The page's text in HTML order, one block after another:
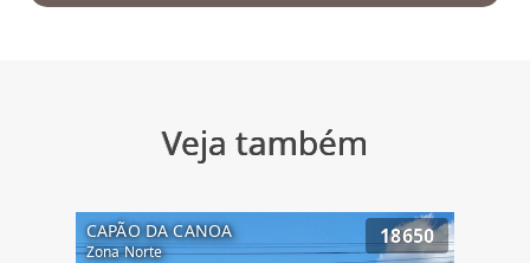
Veja também
CAPÃO DA CANOA
Zona Norte
18650